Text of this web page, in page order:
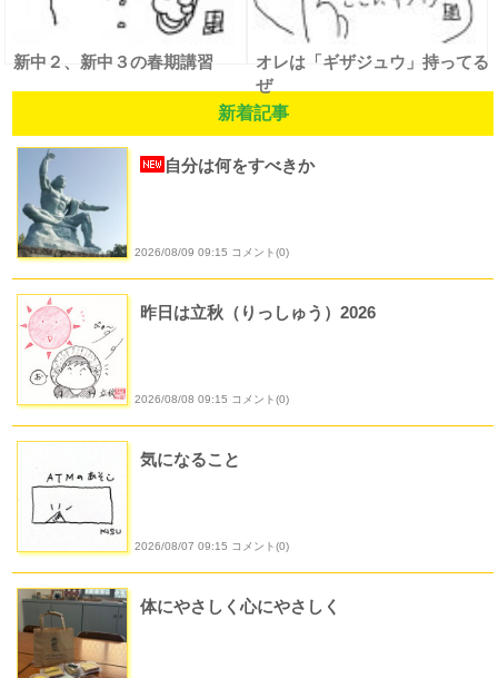
新中２、新中３の春期講習
オレは「ギザジュウ」持ってる
ぜ
新着記事
自分は何をすべきか
2026/08/09 09:15 コメント(0)
昨日は立秋（りっしゅう）2026
2026/08/08 09:15 コメント(0)
気になること
2026/08/07 09:15 コメント(0)
体にやさしく心にやさしく